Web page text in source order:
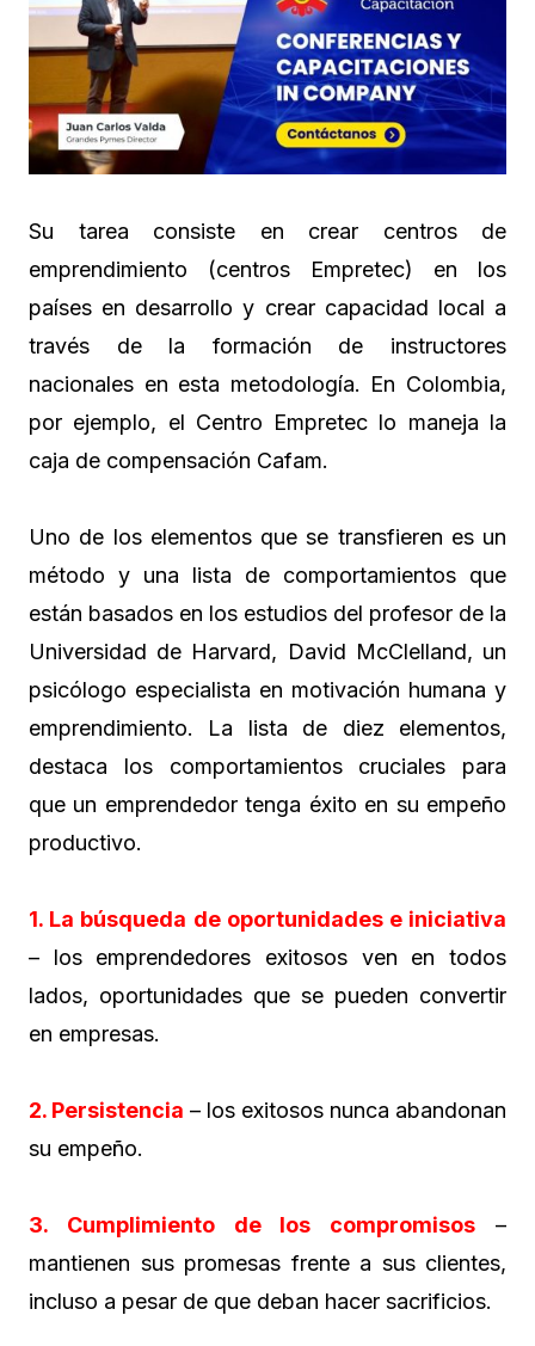
Su tarea consiste en crear centros de
emprendimiento (centros Empretec) en los
países en desarrollo y crear capacidad local a
través de la formación de instructores
nacionales en esta metodología. En Colombia,
por ejemplo, el Centro Empretec lo maneja la
caja de compensación Cafam.
Uno de los elementos que se transfieren es un
método y una lista de comportamientos que
están basados en los estudios del profesor de la
Universidad de Harvard, David McClelland, un
psicólogo especialista en motivación humana y
emprendimiento. La lista de diez elementos,
destaca los comportamientos cruciales para
que un emprendedor tenga éxito en su empeño
productivo.
1. La búsqueda de oportunidades e iniciativa
– los emprendedores exitosos ven en todos
lados, oportunidades que se pueden convertir
en empresas.
2. Persistencia – los exitosos nunca abandonan
su empeño.
3. Cumplimiento de los compromisos –
mantienen sus promesas frente a sus clientes,
incluso a pesar de que deban hacer sacrificios.